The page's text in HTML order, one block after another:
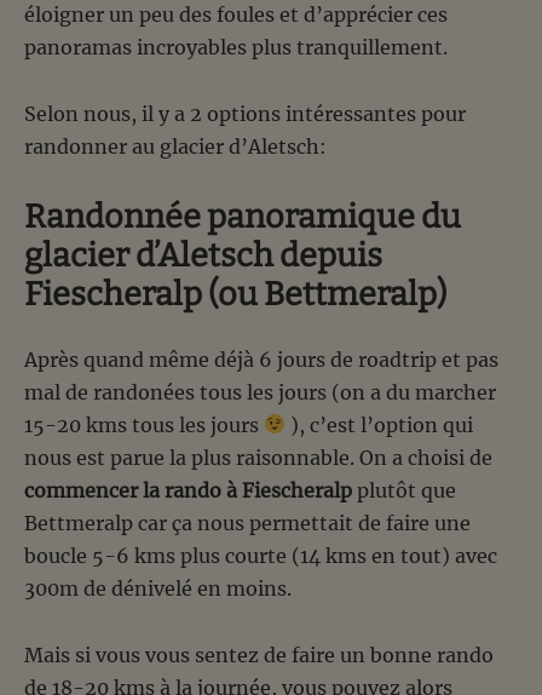
éloigner un peu des foules et d’apprécier ces
panoramas incroyables plus tranquillement.
Selon nous, il y a 2 options intéressantes pour
randonner au glacier d’Aletsch:
Randonnée panoramique du
glacier d’Aletsch depuis
Fiescheralp (ou Bettmeralp)
Après quand même déjà 6 jours de roadtrip et pas
mal de randonées tous les jours (on a du marcher
15-20 kms tous les jours
), c’est l’option qui
nous est parue la plus raisonnable. On a choisi de
commencer la rando à Fiescheralp plutôt que
Bettmeralp car ça nous permettait de faire une
boucle 5-6 kms plus courte (14 kms en tout) avec
300m de dénivelé en moins.
Mais si vous vous sentez de faire un bonne rando
de 18-20 kms à la journée, vous pouvez alors